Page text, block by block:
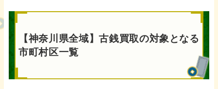
【神奈川県全域】古銭買取の対象となる
市町村区一覧